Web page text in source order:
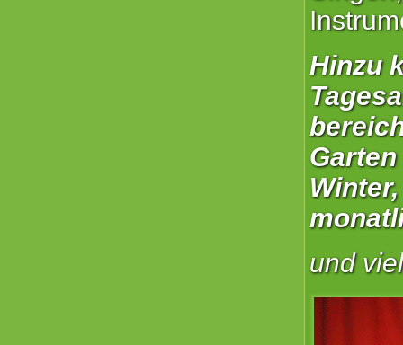
Hinzu
und